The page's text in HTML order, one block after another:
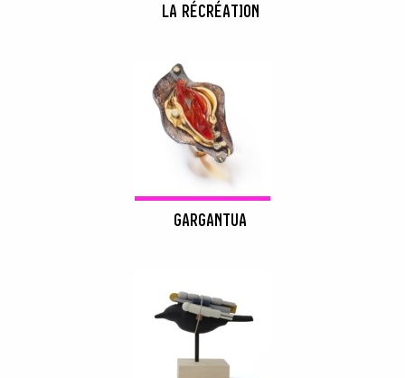
LA RÉCRÉATION
GARGANTUA